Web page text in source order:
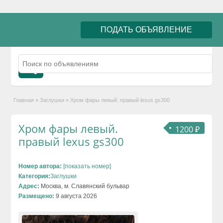
ПОДАТЬ ОБЪЯВЛЕНИЕ
Главная » Заглушки » Хром фары левый. правый lexus gs300
1200 ₽
Хром фары левый.
правый lexus gs300
Номер автора: [показать номер]
Категория:Заглушки
Адрес: Москва, м. Славянский бульвар
Размещено: 9 августа 2026